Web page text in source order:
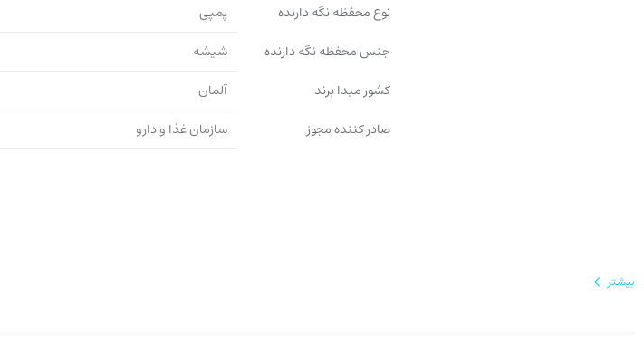
نوع محفظه نگه دارنده
پمپی
جنس محفظه نگه دارنده
شیشه
کشور مبدا برند
آلمان
صادر کننده مجوز
سازمان غذا و دارو
بیشتر